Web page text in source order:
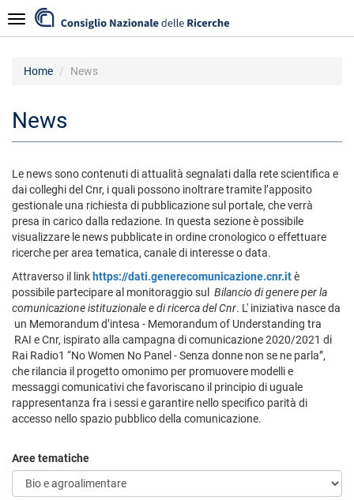
al
contenuto
Navigazione
Home News
News
Le news sono contenuti di attualità segnalati dalla rete scientifica e
dai colleghi del Cnr, i quali possono inoltrare tramite l’apposito
gestionale una richiesta di pubblicazione sul portale, che verrà
presa in carico dalla redazione. In questa sezione è possibile
visualizzare le news pubblicate in ordine cronologico o effettuare
ricerche per area tematica, canale di interesse o data.
Attraverso il link https://dati.generecomunicazione.cnr.itè
possibile partecipare al monitoraggio sul Bilancio di genere per la
comunicazione istituzionale e di ricerca del Cnr. L' iniziativa nasce da
un Memorandum d’intesa - Memorandum of Understanding tra
RAI e Cnr, ispirato alla campagna di comunicazione 2020/2021 di
Rai Radio1 “No Women No Panel - Senza donne non se ne parla”,
che rilancia il progetto omonimo per promuovere modelli e
messaggi comunicativi che favoriscano il principio di uguale
rappresentanza fra i sessi e garantire nello specifico parità di
accesso nello spazio pubblico della comunicazione.
Aree tematiche